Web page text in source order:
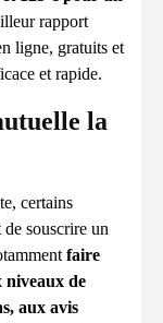
rapport
ligne, gratuits et
et rapide.
la
certains
souscrire un
faire
niveaux de
aux avis